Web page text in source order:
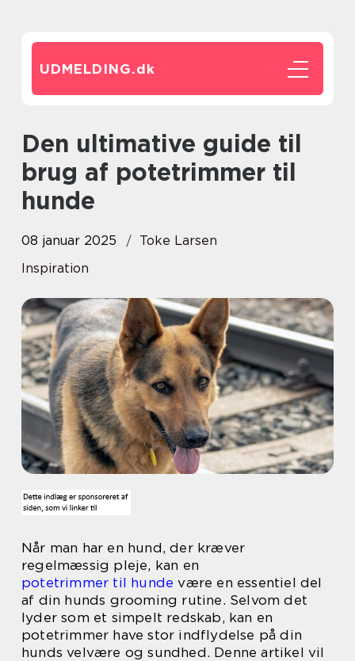
UDMELDING.dk
Den ultimative guide til
brug af potetrimmer til
hunde
08 januar 2025
Toke Larsen
Inspiration
Når man har en hund, der kræver
regelmæssig pleje, kan en
potetrimmer til hunde være en essentiel del
af din hunds grooming rutine. Selvom det
lyder som et simpelt redskab, kan en
potetrimmer have stor indflydelse på din
hunds velvære og sundhed. Denne artikel vil